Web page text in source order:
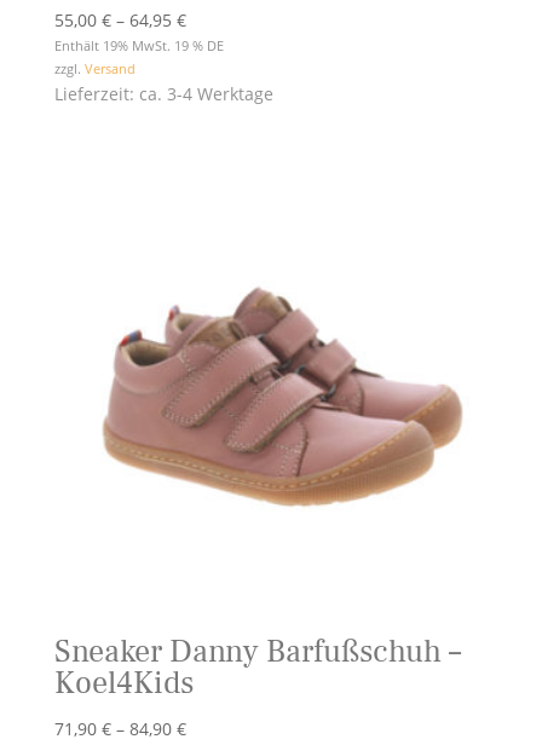
55,00 € – 64,95 €Preisspanne:
55,00 €
64,95 €
Enthält 19% MwSt. 19 % DE
zzgl. Versand
Lieferzeit: ca. 3-4 Werktage
Sneaker Danny Barfußschuh –
Koel4Kids
71,90 € – 84,90 €Preisspanne: